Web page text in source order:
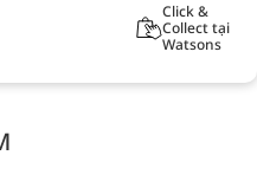
Click &
Collect tại
Watsons